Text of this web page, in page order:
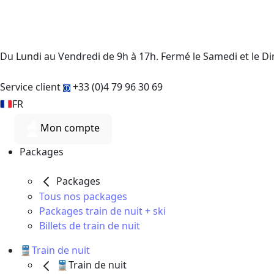
Du Lundi au Vendredi de 9h à 17h. Fermé le Samedi et le
Service client
+33 (0)4 79 96 30 69
FR
Mon compte
Packages
Packages
Tous nos packages
Packages train de nuit + ski
Billets de train de nuit
🚆Train de nuit
🚆Train de nuit